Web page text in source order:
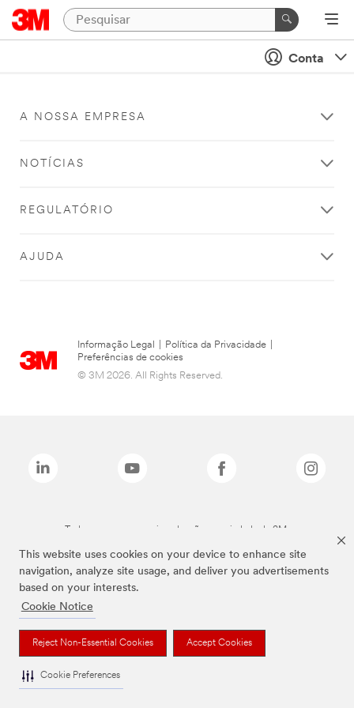
This website uses cookies on your device to enhance site
navigation, analyze site usage, and deliver you advertisements
based on your interests.
Cookie Notice
Reject Non-Essential Cookies Accept Cookies
Cookie Preferences
Conta
A NOSSA EMPRESA
NOTÍCIAS
REGULATÓRIO
AJUDA
Informação Legal Política da Privacidade
Preferências de cookies
© 3M 2026. All Rights Reserved.
Todas as marcas mencionadas são propriedade da 3M.